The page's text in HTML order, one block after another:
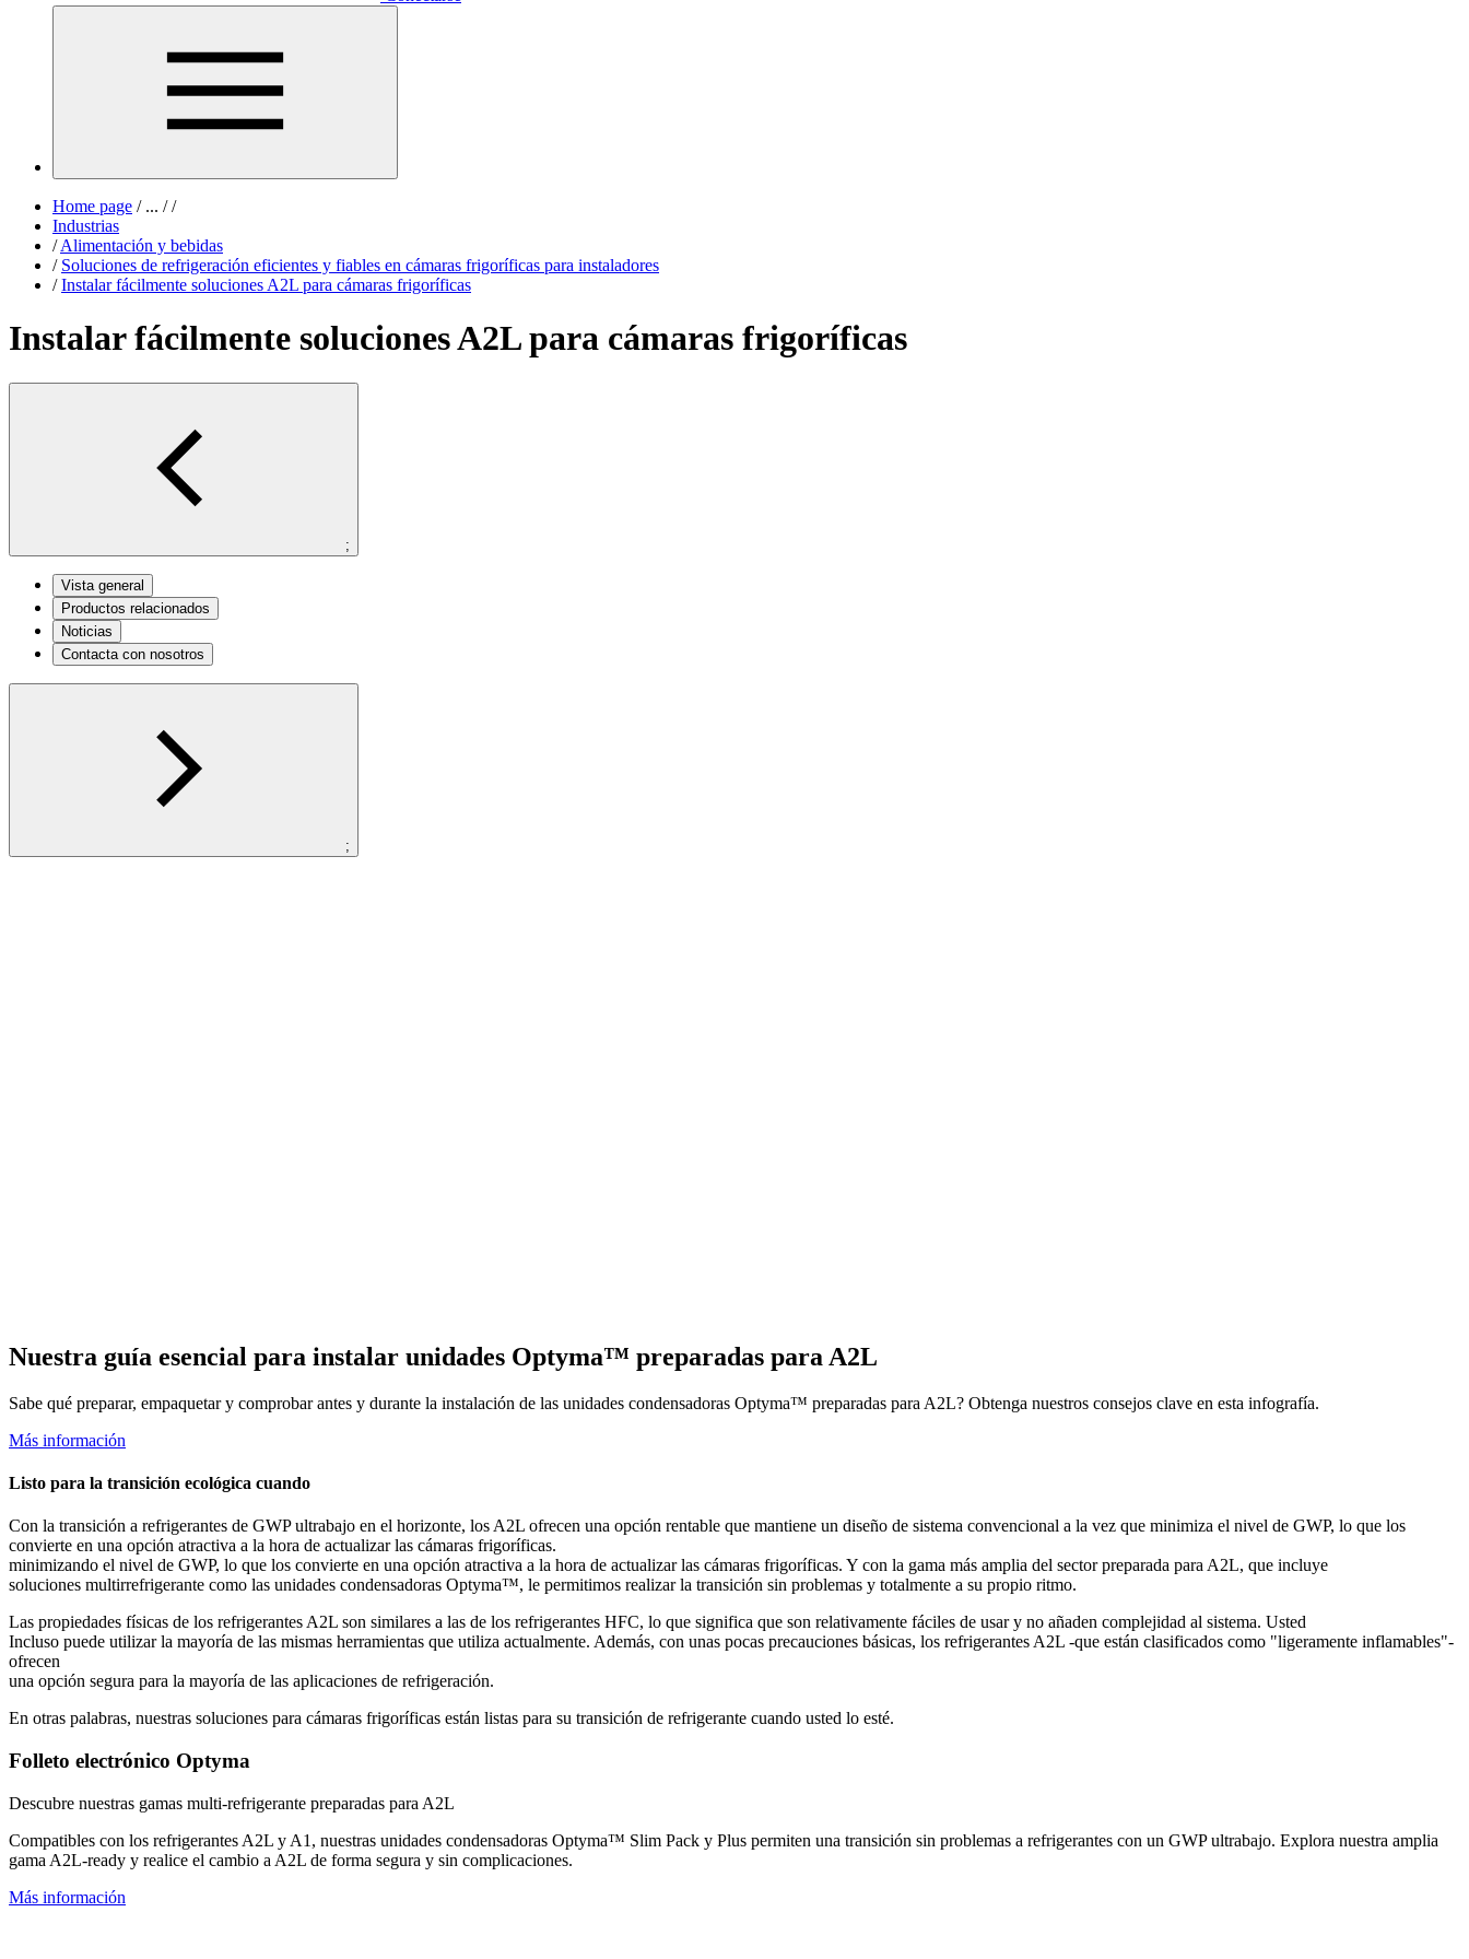
Home page /... / /
Industrias
/ Alimentación y bebidas
/ Soluciones de refrigeración eficientes y fiables en cámaras frigoríficas para instaladores
/ Instalar fácilmente soluciones A2L para cámaras frigoríficas
Instalar fácilmente soluciones A2L para cámaras frigoríficas
;
Vista general
Productos relacionados
Noticias
Contacta con nosotros
;
Nuestra guía esencial para instalar unidades Optyma™ preparadas para A2L
Sabe qué preparar, empaquetar y comprobar antes y durante la instalación de las unidades condensadoras Optyma™ preparadas para A2L? Obtenga nuestros consejos clave en esta infografía.
Más información
Listo para la transición ecológica cuando
Con la transición a refrigerantes de GWP ultrabajo en el horizonte, los A2L ofrecen una opción rentable que mantiene un diseño de sistema convencional a la vez que minimiza el nivel de GWP, lo que los
convierte en una opción atractiva a la hora de actualizar las cámaras frigoríficas.
minimizando el nivel de GWP, lo que los convierte en una opción atractiva a la hora de actualizar las cámaras frigoríficas. Y con la gama más amplia del sector preparada para A2L, que incluye
soluciones multirrefrigerante como las unidades condensadoras Optyma™, le permitimos realizar la transición sin problemas y totalmente a su propio ritmo.
Las propiedades físicas de los refrigerantes A2L son similares a las de los refrigerantes HFC, lo que significa que son relativamente fáciles de usar y no añaden complejidad al sistema. Usted
Incluso puede utilizar la mayoría de las mismas herramientas que utiliza actualmente. Además, con unas pocas precauciones básicas, los refrigerantes A2L -que están clasificados como "ligeramente inflamables"-
ofrecen
una opción segura para la mayoría de las aplicaciones de refrigeración.
En otras palabras, nuestras soluciones para cámaras frigoríficas están listas para su transición de refrigerante cuando usted lo esté.
Folleto electrónico Optyma
Descubre nuestras gamas multi-refrigerante preparadas para A2L
Compatibles con los refrigerantes A2L y A1, nuestras unidades condensadoras Optyma™ Slim Pack y Plus permiten una transición sin problemas a refrigerantes con un GWP ultrabajo. Explora nuestra amplia
gama A2L-ready y realice el cambio a A2L de forma segura y sin complicaciones.
Más información